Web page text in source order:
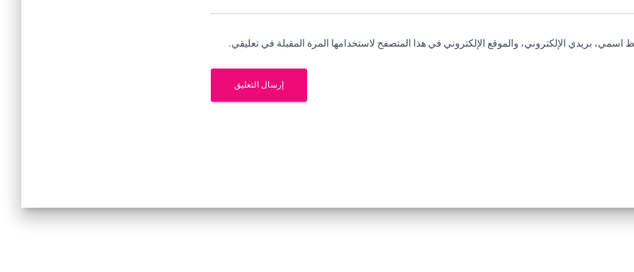
اسمي، بريدي الإلكتروني، والموقع الإلكتروني في هذا المتصفح لاستخدامها المرة المقبلة في تعليقي.